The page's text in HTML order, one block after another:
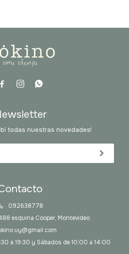
  
092638778
esquina Cooper, Montevideo
a 19:30 y Sábados de 10:00 a 14:00
todas nuestras novedades!